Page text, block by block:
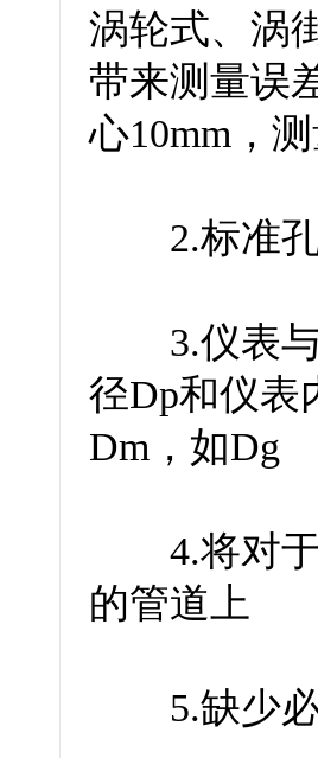
涡轮式、涡
带来测量误
心10mm，
2.标准孔
3.仪表与
径Dp和仪表
Dm，如Dg
4.将对于
的管道上
5.缺少必